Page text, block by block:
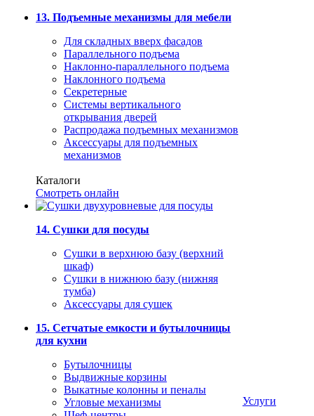
13. Подъемные механизмы для мебели
Для складных вверх фасадов
Параллельного подъема
Наклонно-параллельного подъема
Наклонного подъема
Секретерные
Системы вертикального
открывания дверей
Распродажа подъемных механизмов
Аксессуары для подъемных
механизмов
Каталоги
Смотреть онлайн
14. Сушки для посуды
Сушки в верхнюю базу (верхний
шкаф)
Сушки в нижнюю базу (нижняя
тумба)
Аксессуары для сушек
15. Сетчатые емкости и бутылочницы
для кухни
Бутылочницы
Выдвижные корзины
Выкатные колонны и пеналы
Угловые механизмы
Услуги